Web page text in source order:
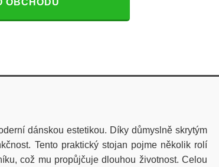
OBCHODU
dánskou estetikou. Díky důmyslně skrytým
Tento praktický stojan pojme několik rolí
což mu propůjčuje dlouhou životnost. Celou